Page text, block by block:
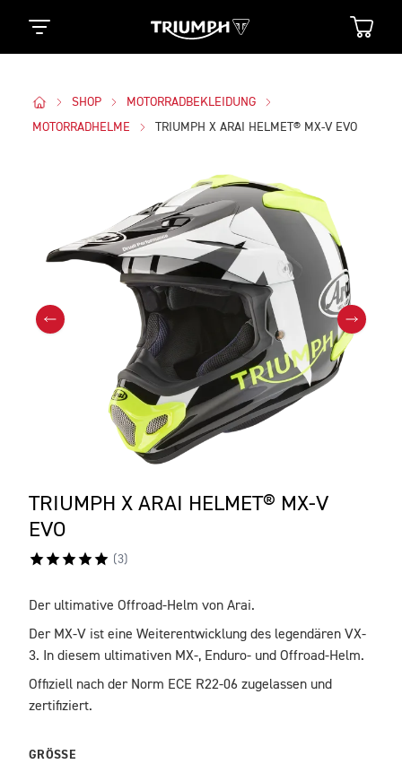
SHOP
MOTORRADBEKLEIDUNG
MOTORRADHELME
TRIUMPH X ARAI HELMET® MX-V EVO
TRIUMPH X ARAI HELMET® MX-V
EVO
(3)
BESCHREIBUNG
Der ultimative Offroad-Helm von Arai.
Der MX-V ist eine Weiterentwicklung des legendären VX-
3. In diesem ultimativen MX-, Enduro- und Offroad-Helm.
Offiziell nach der Norm ECE R22-06 zugelassen und
zertifiziert.
GRÖSSE